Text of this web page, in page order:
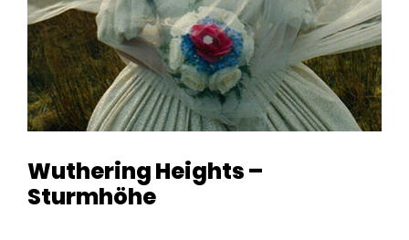
Wuthering Heights –
Sturmhöhe